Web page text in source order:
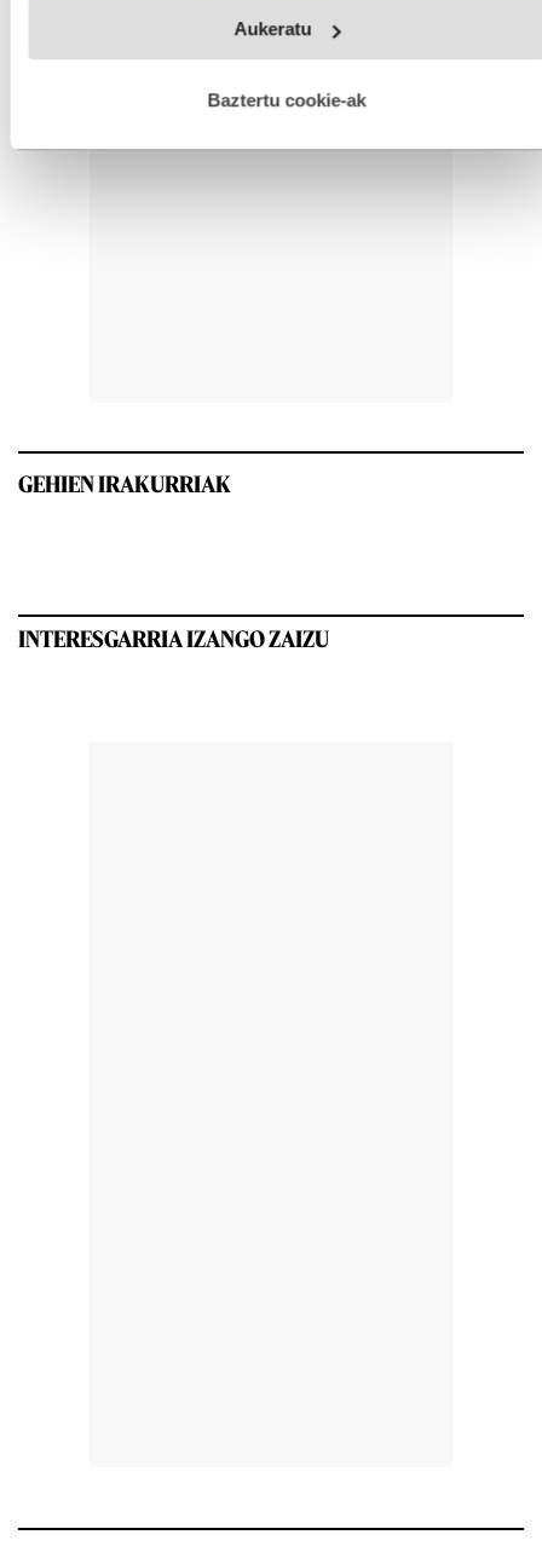
fitxategiak erabiltzen ditu. Zure esperientzia eta zerbitzuak
esplizitua ematen diguzu.Gehiago irakurri
Aukeratu
Baztertu cookie-ak
GEHIEN IRAKURRIAK
INTERESGARRIA IZANGO ZAIZU